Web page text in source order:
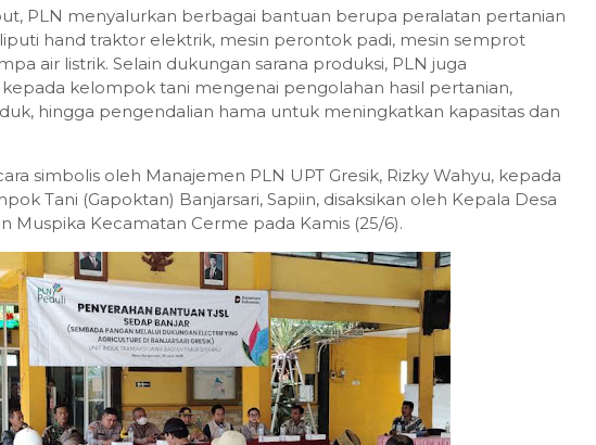
PLN menyalurkan berbagai bantuan berupa peralatan pertanian
hand traktor elektrik, mesin perontok padi, mesin semprot
air listrik. Selain dukungan sarana produksi, PLN juga
kelompok tani mengenai pengolahan hasil pertanian,
hingga pengendalian hama untuk meningkatkan kapasitas dan
simbolis oleh Manajemen PLN UPT Gresik, Rizky Wahyu, kepada
Tani (Gapoktan) Banjarsari, Sapiin, disaksikan oleh Kepala Desa
Muspika Kecamatan Cerme pada Kamis (25/6).